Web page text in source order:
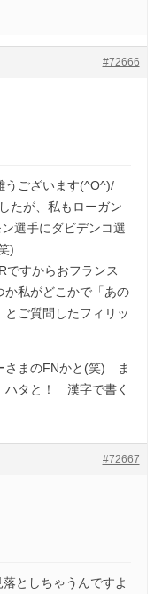
#72666
うございます(^O^)/
たが、私もローガン
選手にダビデンコ選
)
ですからおフランス
か私がどこかで「あの
ご質問したフィリッ
さまのFNかと(笑) ま
ハタと！ 漢字で書く
#72667
としちゃうんですよ